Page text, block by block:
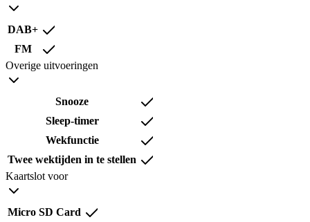
DAB+
FM
Overige uitvoeringen
Snooze
Sleep-timer
Wekfunctie
Twee wektijden in te stellen
Kaartslot voor
Micro SD Card